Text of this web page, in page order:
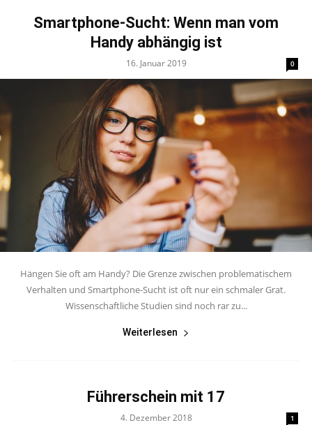
Smartphone-Sucht: Wenn man vom
Handy abhängig ist
16. Januar 2019 0
Hängen Sie oft am Handy? Die Grenze zwischen problematischem
Verhalten und Smartphone-Sucht ist oft nur ein schmaler Grat.
Wissenschaftliche Studien sind noch rar zu...
Weiterlesen
Führerschein mit 17
4. Dezember 2018 1